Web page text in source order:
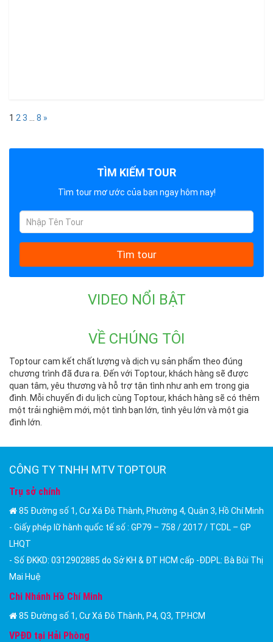
1 2 3 8 »
TÌM KIẾM TOUR
Tìm tour mơ ước của bạn ngay hôm nay!
Tìm tour
VIDEO NỔI BẬT
VỀ CHÚNG TÔI
Toptour cam kết chất lượng và dịch vụ sản phẩm theo đúng
chương trình đã đưa ra. Đến với Toptour, khách hàng sẽ được
quan tâm, yêu thương và hỗ trợ tận tình như anh em trong gia
đình. Mỗi chuyến đi du lịch cùng Toptour, khách hàng sẽ có thêm
một trải nghiệm mới, một tình bạn lớn, tình yêu lớn và một gia
đình lớn.
CÔNG TY TNHH MTV TOPTOUR
Trụ sở chính
85 Đường số 1, Cư Xá Đô Thành, Phường 4, Quận 3, Hồ Chí Minh
- Giấy phép lữ hành quốc tế số : GP79 – 758 / 2017 / TCDL – GP
LHQT
- Số ĐKKD: 0312902885 do Sở KH & ĐT HCM cấp -ĐDPL: Bà Bùi Thị
Mai Huệ
Chi Nhánh Hồ Chí Minh
85 Đường số 1, Cư Xá Đô Thành, P4, Q3, TP.HCM
VPĐD tại Hải Phòng